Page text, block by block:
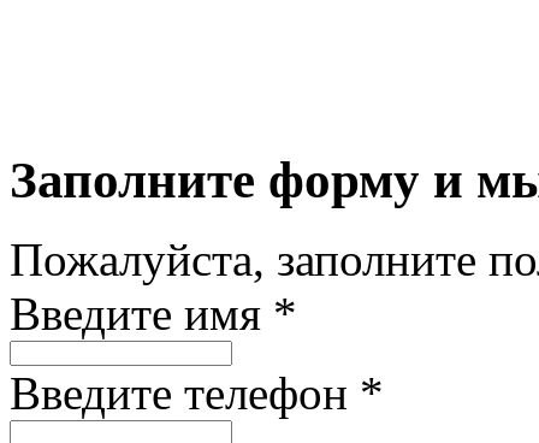
Заполните форму и
Пожалуйста, заполните
Введите имя *
Введите телефон *